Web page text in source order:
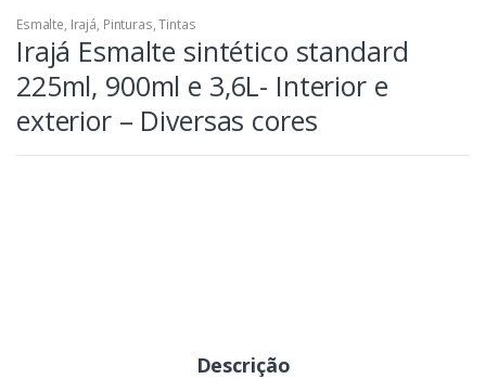
Esmalte, Irajá, Pinturas,Tintas
Irajá Esmalte sintético standard
225ml, 900ml e 3,6L- Interior e
exterior – Diversas cores
Descrição